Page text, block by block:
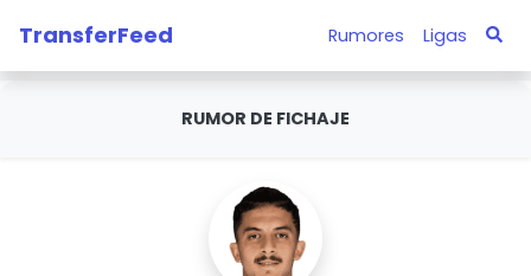
TransferFeed Rumores Ligas
RUMOR DE FICHAJE